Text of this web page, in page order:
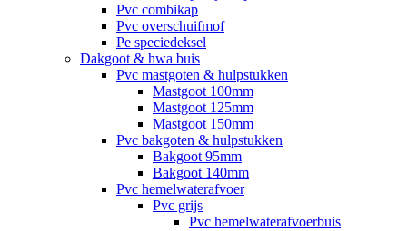
Pvc combikap
Pvc overschuifmof
Pe speciedeksel
Dakgoot & hwa buis
Pvc mastgoten & hulpstukken
Mastgoot 100mm
Mastgoot 125mm
Mastgoot 150mm
Pvc bakgoten & hulpstukken
Bakgoot 95mm
Bakgoot 140mm
Pvc hemelwaterafvoer
Pvc grijs
Pvc hemelwaterafvoerbuis